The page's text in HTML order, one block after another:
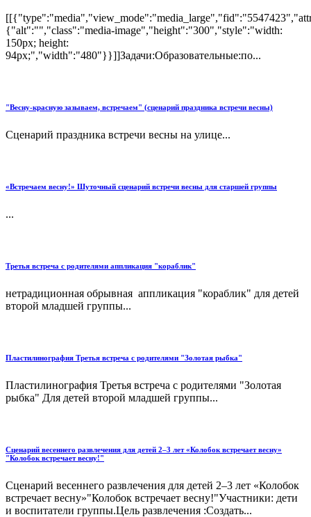
{"alt":"","class":"media-image","height":"300","style":"width:
150px; height:
94px;","width":"480"}}]]Задачи:Образовательные:по...
"Весну-красную зазываем, встречаем" (сценарий праздника встречи весны)
Сценарий праздника встречи весны на улице...
«Встречаем весну!» Шуточный сценарий встречи весны для старшей группы
...
Третья встреча с родителями аппликация "кораблик"
нетрадиционная обрывная аппликация "кораблик" для детей
второй младшей группы...
Пластилинография Третья встреча с родителями "Золотая рыбка"
Пластилинография Третья встреча с родителями "Золотая
рыбка" Для детей второй младшей группы...
Сценарий весеннего развлечения для детей 2–3 лет «Колобок встречает весну»
"Колобок встречает весну!"
Сценарий весеннего развлечения для детей 2–3 лет «Колобок
встречает весну»"Колобок встречает весну!"Участники: дети
и воспитатели группы.Цель развлечения :Создать...